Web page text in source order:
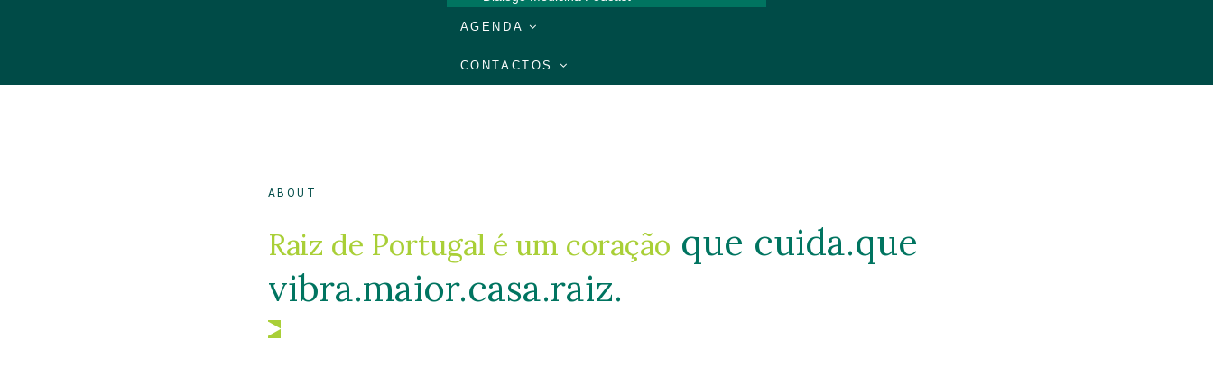
AGENDA
CONTACTOS
ABOUT
Raiz de Portugal é um coração que cuida.que
vibra.maior.casa.raiz.